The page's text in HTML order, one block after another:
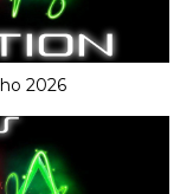
2026